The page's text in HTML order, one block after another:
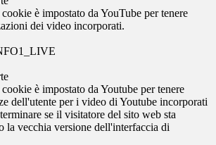
è impostato da YouTube per tenere
dei video incorporati.
è impostato da Youtube per tenere
dell'utente per i video di Youtube incorporati
se il visitatore del sito web sta
la vecchia versione dell'interfaccia di